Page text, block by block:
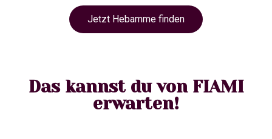
Jetzt Hebamme finden
Das kannst du von FIAMI
erwarten!